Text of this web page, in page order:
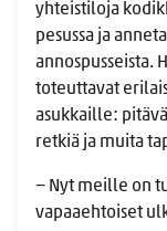
yhteistiloja
pesussa ja
annospusseista.
toteuttavat
asukkaille:
retkiä ja muita
− Nyt meille on
vapaaehtoiset